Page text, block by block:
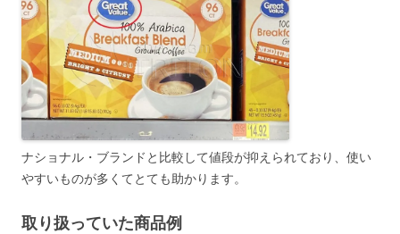
ナショナル・ブランドと比較して値段が抑えられており、使い
やすいものが多くてとても助かります。
取り扱っていた商品例